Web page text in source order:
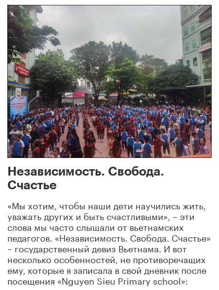
Независимость. Свобода.
Счастье
«Мы хотим, чтобы наши дети научились жить,
уважать других и быть счастливыми», – эти
слова мы часто слышали от вьетнамских
педагогов. «Независимость. Свобода. Счастье»
– государственный девиз Вьетнама. И вот
несколько особенностей, не противоречащих
ему, которые я записала в свой дневник после
посещения «Nguyen Sieu Primary school»: